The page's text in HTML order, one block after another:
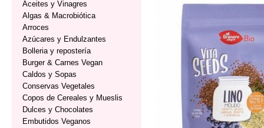
Aceites y Vinagres
Algas & Macrobiótica
Arroces
Azúcares y Endulzantes
Bolleria y repostería
Burger & Carnes Vegan
Caldos y Sopas
Conservas Vegetales
Copos de Cereales y Mueslis
Dulces y Chocolates
Embutidos Veganos